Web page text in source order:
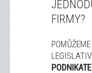
FIRMY?